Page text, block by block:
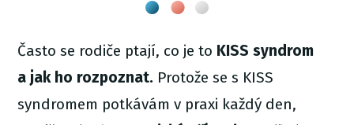
Často se rodiče ptají, co je to KISS syndrom
a jak ho rozpoznat. Protože se s KISS
syndromem potkávám v praxi každý den,